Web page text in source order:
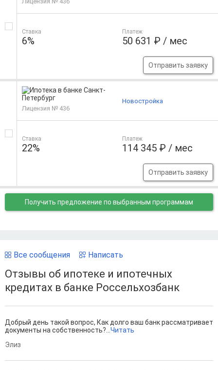
Ставка
6%
Платеж
50 631 ₽ / мес
Отправить заявку
Лицензия № 436
Ставка
22%
Платеж
114 345 ₽ / мес
Отправить заявку
Новостройка
Получить предложение по выбранным программам
Все сообщения Написать
Отзывы об ипотеке и ипотечных
кредитах в банке Россельхозбанк
Добрый день такой вопрос, Как долго ваш банк рассматривает
документы на собственность?...Читать
Элиз